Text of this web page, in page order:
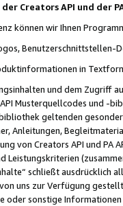
Creators API und der
können wir Ihnen
Benutzerschnittstellen-
in
und dem Zugriff
API Musterquellcodes und
geltenden
Anleitungen,
von Creators API und PA
Leistungskriterien
schließt ausdrücklich
uns zur Verfügung
oder sonstige